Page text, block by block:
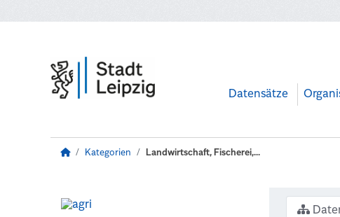
Datensätze
Kategorien Landwirtschaft, Fischerei,...